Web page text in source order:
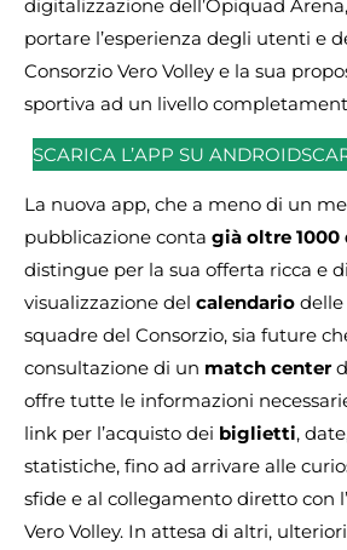
digitalizzazione dell’Opiquad
portare l’esperienza degli utenti e
Consorzio Vero Volley e la sua
sportiva ad un livello
SCARICA L’APP SU ANDROID
La nuova app, che a meno di un
pubblicazione conta già oltre
distingue per la sua offerta ricca e
visualizzazione del calendario
squadre del Consorzio, sia future
consultazione di un match center
offre tutte le informazioni
link per l’acquisto dei biglietti,
statistiche, fino ad arrivare alle
sfide e al collegamento diretto con
Vero Volley. In attesa di altri,